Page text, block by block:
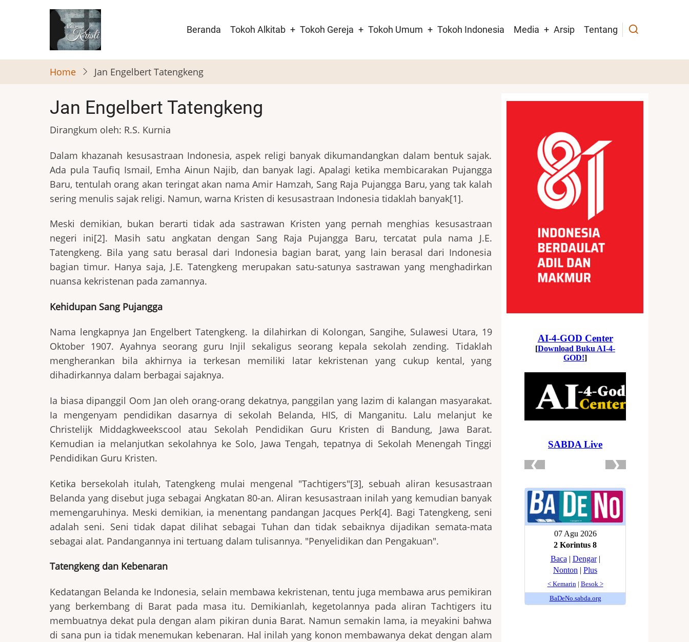
Main
Beranda Tokoh Alkitab Tokoh Gereja Tokoh Umum Tokoh Indonesia Media Arsip Tentang
Home Jan Engelbert Tatengkeng
Jan Engelbert Tatengkeng
Dirangkum oleh: R.S. Kurnia
Dalam khazanah kesusastraan Indonesia, aspek religi banyak dikumandangkan dalam bentuk sajak.
Ada pula Taufiq Ismail, Emha Ainun Najib, dan banyak lagi. Apalagi ketika membicarakan Pujangga
Baru, tentulah orang akan teringat akan nama Amir Hamzah, Sang Raja Pujangga Baru, yang tak kalah
sering menulis sajak religi. Namun, warna Kristen di kesusastraan Indonesia tidaklah banyak[1].
Meski demikian, bukan berarti tidak ada sastrawan Kristen yang pernah menghias kesusastraan
negeri ini[2]. Masih satu angkatan dengan Sang Raja Pujangga Baru, tercatat pula nama J.E.
Tatengkeng. Bila yang satu berasal dari Indonesia bagian barat, yang lain berasal dari Indonesia
bagian timur. Hanya saja, J.E. Tatengkeng merupakan satu-satunya sastrawan yang menghadirkan
nuansa kekristenan pada zamannya.
Kehidupan Sang Pujangga
Nama lengkapnya Jan Engelbert Tatengkeng. Ia dilahirkan di Kolongan, Sangihe, Sulawesi Utara, 19
Oktober 1907. Ayahnya seorang guru Injil sekaligus seorang kepala sekolah zending. Tidaklah
mengherankan bila akhirnya ia terkesan memiliki latar kekristenan yang cukup kental, yang
dihadirkannya dalam berbagai sajaknya.
Ia biasa dipanggil Oom Jan oleh orang-orang dekatnya, panggilan yang lazim di kalangan masyarakat.
Ia mengenyam pendidikan dasarnya di sekolah Belanda, HIS, di Manganitu. Lalu melanjut ke
Christelijk Middagkweekscool atau Sekolah Pendidikan Guru Kristen di Bandung, Jawa Barat.
Kemudian ia melanjutkan sekolahnya ke Solo, Jawa Tengah, tepatnya di Sekolah Menengah Tinggi
Pendidikan Guru Kristen.
Ketika bersekolah itulah, Tatengkeng mulai mengenal "Tachtigers"[3], sebuah aliran kesusastraan
Belanda yang disebut juga sebagai Angkatan 80-an. Aliran kesusastraan inilah yang kemudian banyak
memengaruhinya. Meski demikian, ia menentang pandangan Jacques Perk[4]. Bagi Tatengkeng, seni
adalah seni. Seni tidak dapat dilihat sebagai Tuhan dan tidak sebaiknya dijadikan semata-mata
sebagai alat. Pandangannya ini tertuang dalam tulisannya. "Penyelidikan dan Pengakuan".
Tatengkeng dan Kebenaran
Kedatangan Belanda ke Indonesia, selain membawa kekristenan, tentu juga membawa arus pemikiran
yang berkembang di Barat pada masa itu. Demikianlah, kegetolannya pada aliran Tachtigers itu
membuatnya dekat pula dengan alam pikiran dunia Barat. Namun semakin lama, ia meyakini bahwa
di sana pun ia tidak menemukan kebenaran. Hal inilah yang konon membawanya dekat dengan alam